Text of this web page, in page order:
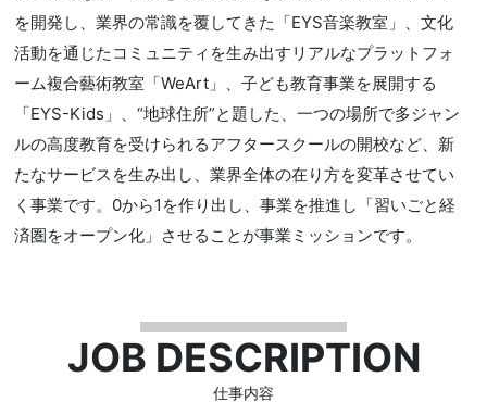
を開発し、業界の常識を覆してきた「EYS音楽教室」、文化
活動を通じたコミュニティを生み出すリアルなプラットフォ
ーム複合藝術教室「WeArt」、子ども教育事業を展開する
「EYS-Kids」、“地球住所”と題した、一つの場所で多ジャン
ルの高度教育を受けられるアフタースクールの開校など、新
たなサービスを生み出し、業界全体の在り方を変革させてい
く事業です。0から1を作り出し、事業を推進し「習いごと経
済圏をオープン化」させることが事業ミッションです。
JOB DESCRIPTION
仕事内容